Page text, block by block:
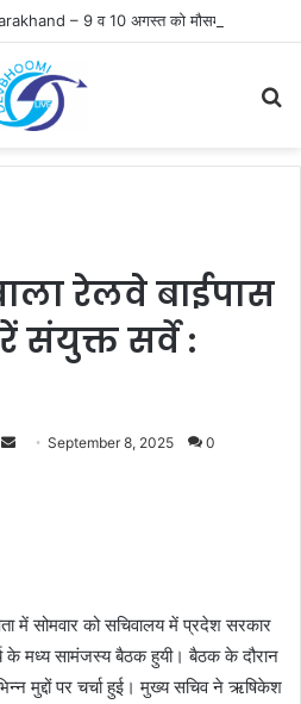
रेलवे बाईपास
संयुक्त सर्वे :
SendSeptember 8, 2025 0
में सोमवार को सचिवालय में प्रदेश सरकार
के मध्य सामंजस्य बैठक हुयी। बैठक के दौरान
मुद्दों पर चर्चा हुई। मुख्य सचिव ने ऋषिकेश